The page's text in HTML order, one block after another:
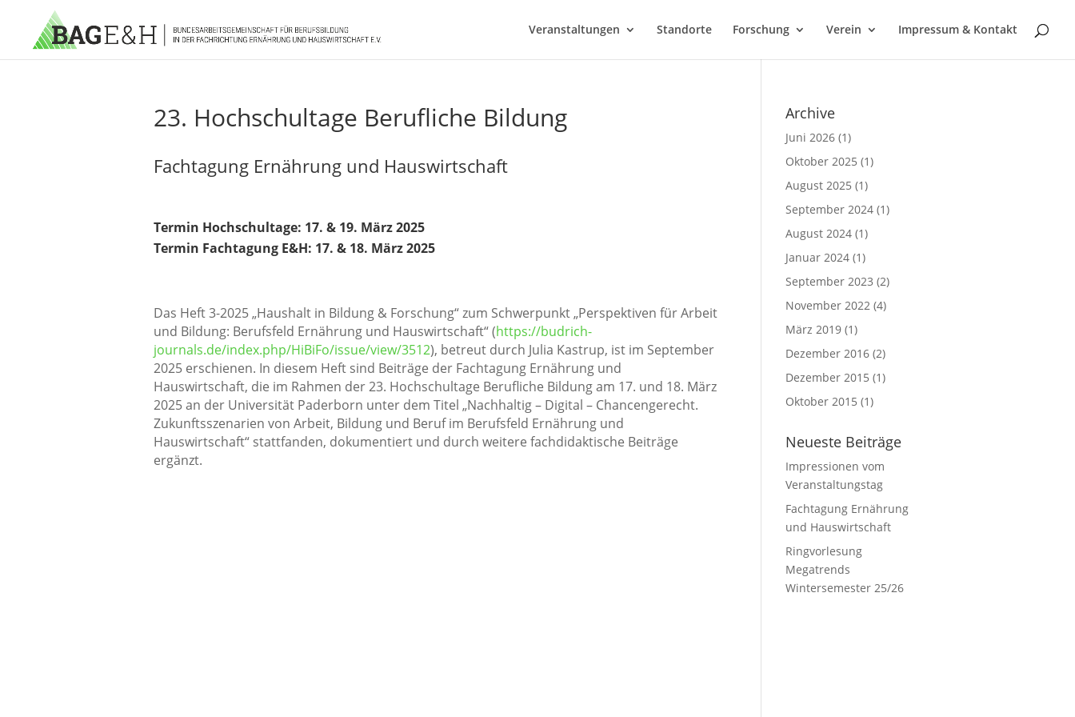
Veranstaltungen Standorte Forschung Verein Impressum & Kontakt
23. Hochschultage Berufliche Bildung
Fachtagung Ernährung und Hauswirtschaft
Termin Hochschultage: 17. & 19. März 2025
Termin Fachtagung E&H: 17. & 18. März 2025
Das Heft 3-2025 „Haushalt in Bildung & Forschung“ zum Schwerpunkt „Perspektiven für Arbeit
und Bildung: Berufsfeld Ernährung und Hauswirtschaft“ (https://budrich-
journals.de/index.php/HiBiFo/issue/view/3512), betreut durch Julia Kastrup, ist im September
2025 erschienen. In diesem Heft sind Beiträge der Fachtagung Ernährung und
Hauswirtschaft, die im Rahmen der 23. Hochschultage Berufliche Bildung am 17. und 18. März
2025 an der Universität Paderborn unter dem Titel „Nachhaltig – Digital – Chancengerecht.
Zukunftsszenarien von Arbeit, Bildung und Beruf im Berufsfeld Ernährung und
Hauswirtschaft“ stattfanden, dokumentiert und durch weitere fachdidaktische Beiträge
ergänzt.
Archive
Juni 2026(1)
Oktober 2025 (1)
August 2025 (1)
September 2024(1)
August 2024(1)
Januar 2024(1)
September 2023 (2)
November 2022(4)
März 2019(1)
Dezember 2016(2)
Dezember 2015 (1)
Oktober 2015 (1)
Neueste Beiträge
Impressionen vom
Veranstaltungstag
Fachtagung Ernährung
und Hauswirtschaft
Ringvorlesung
Megatrends
Wintersemester 25/26